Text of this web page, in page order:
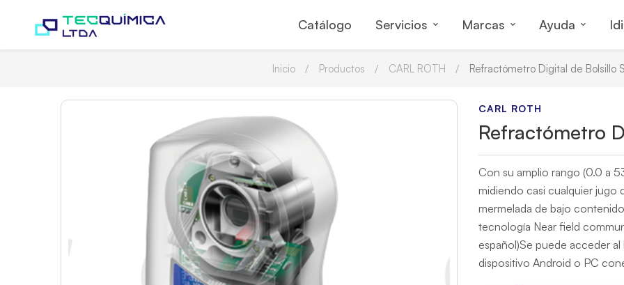
Catálogo Servicios Marcas Ayuda
Inicio Productos CARL ROTH Refractómetro Digital de Bolsillo
CARL ROTH
Refractómetro
Con su amplio rango (0.0 a
midiendo casi cualquier jugo
mermelada de bajo
tecnología Near field
español)Se puede acceder
dispositivo Android o PC